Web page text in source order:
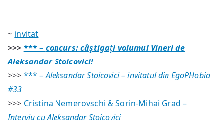
~ invitat
>>> *** – concurs: câştigaţi volumulVineride
Aleksandar Stoicovici!
>>> *** –Aleksandar Stoicovici – invitatul din EgoPHobia
#33
>>> Cristina Nemerovschi & Sorin-Mihai Grad –
Interviu cu Aleksandar Stoicovici